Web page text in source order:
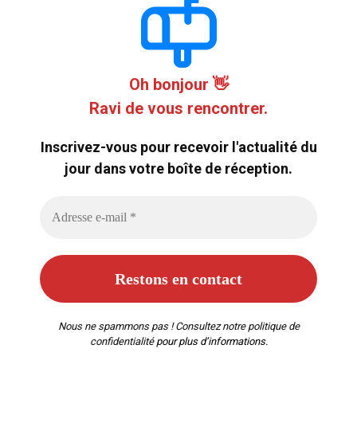
Oh bonjour 👋
Ravi de vous rencontrer.
Inscrivez-vous pour recevoir l'actualité du
jour dans votre boîte de réception.
Nous ne spammons pas ! Consultez notre politique de
confidentialitépour plus d’informations.